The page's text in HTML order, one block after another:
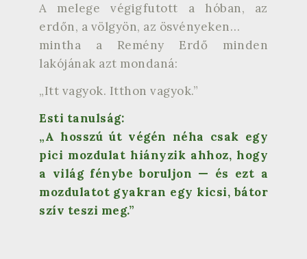
A melege végigfutott a hóban, az
erdőn, a völgyön, az ösvényeken…
mintha a Remény Erdő minden
lakójának azt mondaná:
„Itt vagyok. Itthon vagyok.”
Esti tanulság:
„A hosszú út végén néha csak egy
pici mozdulat hiányzik ahhoz, hogy
a világ fénybe boruljon — és ezt a
mozdulatot gyakran egy kicsi, bátor
szív teszi meg.”